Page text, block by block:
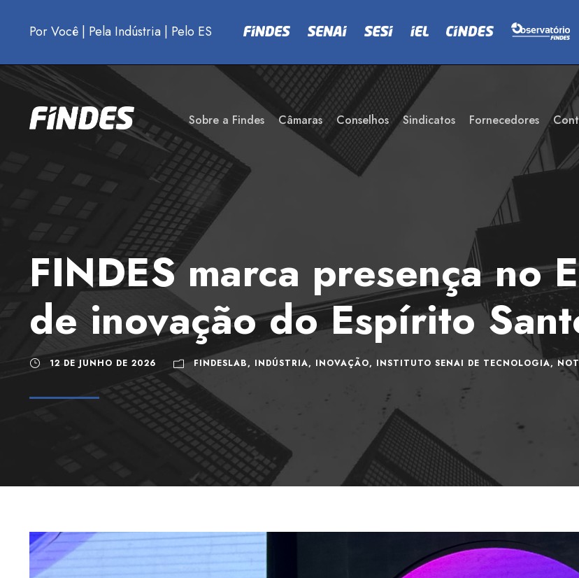
Por Você | Pela Indústria | Pelo ES
Sobre a Findes Câmaras Conselhos Sindicatos Fornecedores
FINDES marca presença no
de inovação do Espírito
12 DE JUNHO DE 2026 FINDESLAB, INDÚSTRIA, INOVAÇÃO, INSTITUTO SENAI DE TECNOLOGIA,